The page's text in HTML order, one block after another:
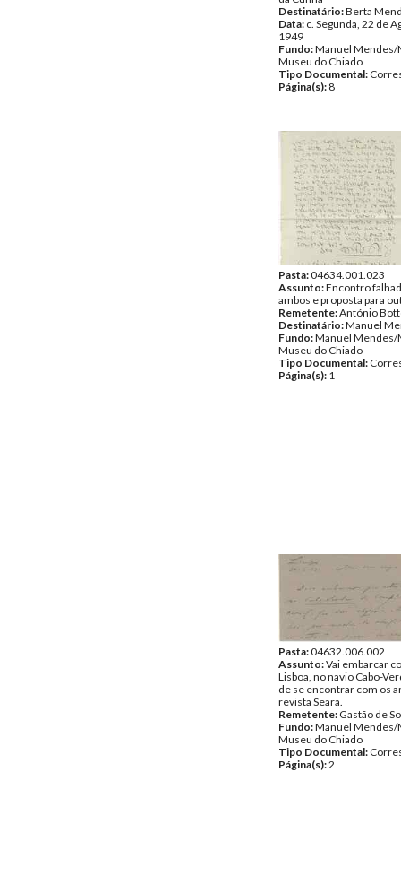
Destinatário:Berta
Data: c. Segunda, 22 de
1949
Fundo:Manuel Mendes/
Museu do Chiado
Tipo Documental:
Página(s): 8
Pasta:04634.001.023
Assunto:Encontro
ambos e proposta para
Remetente:António
Destinatário:Manuel
Fundo:Manuel Mendes/
Museu do Chiado
Tipo Documental:
Página(s): 1
Pasta:04632.006.002
Assunto:Vai embarcar
Lisboa, no navio Cabo-
de se encontrar com os
revista Seara.
Remetente: Gastão de
Fundo:Manuel Mendes/
Museu do Chiado
Tipo Documental:
Página(s):2